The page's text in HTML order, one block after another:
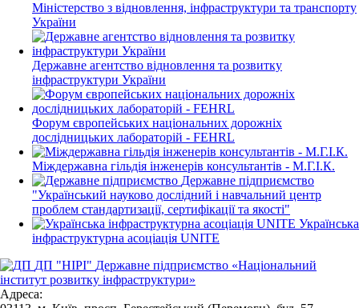
Міністерство з відновлення, інфраструктури та транспорту
України
Державне агентство відновлення та розвитку
інфраструктури України
Форум європейських національних дорожніх
дослідницьких лабораторій - FEHRL
Міждержавна гільдія інженерів консультантів - М.Г.І.К.
Державне підприємство
"Український науково дослідний і навчальний центр
проблем стандартизації, сертифікації та якості"
Українська
інфраструктурна асоціація UNITE
ДП "НІРІ" Державне підприємство «Національний
інститут розвитку інфраструктури»
Адреса: